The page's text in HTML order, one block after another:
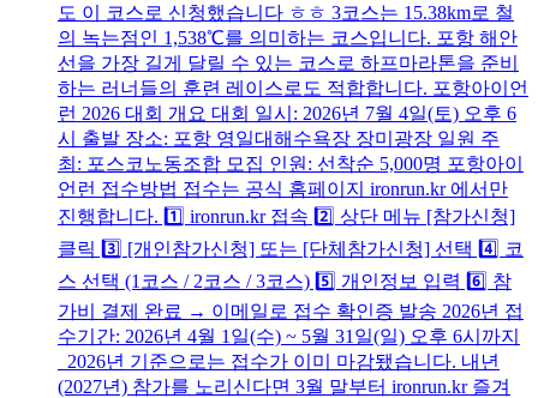
도 이 코스로 신청했습니다 ㅎㅎ 3코스는 15.38km로 철
의 녹는점인 1,538℃를 의미하는 코스입니다. 포항 해안
선을 가장 길게 달릴 수 있는 코스로 하프마라톤을 준비
하는 러너들의 훈련 레이스로도 적합합니다. 포항아이언
런 2026 대회 개요 대회 일시: 2026년 7월 4일(토) 오후 6
시 출발 장소: 포항 영일대해수욕장 장미광장 일원 주
최: 포스코노동조합 모집 인원: 선착순 5,000명 포항아이
언런 접수방법 접수는 공식 홈페이지 ironrun.kr 에서만
진행합니다. 1️⃣ ironrun.kr 접속 2️⃣ 상단 메뉴 [참가신청]
클릭 3️⃣ [개인참가신청] 또는 [단체참가신청] 선택 4️⃣ 코
스 선택 (1코스 / 2코스 / 3코스) 5️⃣ 개인정보 입력 6️⃣ 참
가비 결제 완료 → 이메일로 접수 확인증 발송 2026년 접
수기간: 2026년 4월 1일(수) ~ 5월 31일(일) 오후 6시까지
2026년 기준으로는 접수가 이미 마감됐습니다. 내년
(2027년) 참가를 노리신다면 3월 말부터 ironrun.kr 즐겨